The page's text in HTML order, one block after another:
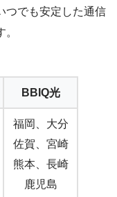
つでも安定した通信
BBIQ光
福岡、大分
佐賀、宮崎
熊本、長崎
鹿児島